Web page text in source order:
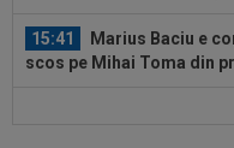
15:41
Marius Baciu e
scos pe Mihai Toma din
MERCATO în